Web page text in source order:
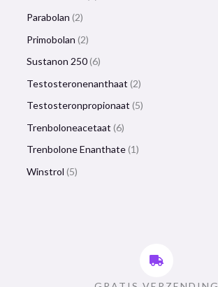
Parabolan 2
Primobolan 2
Sustanon 250 6
Testosteronenanthaat 2
Testosteronpropionaat 5
Trenboloneacetaat 6
Trenbolone Enanthate 1
Winstrol 5